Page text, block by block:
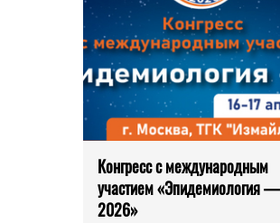
Конгресс с международным
участием «Эпидемиология —
2026»